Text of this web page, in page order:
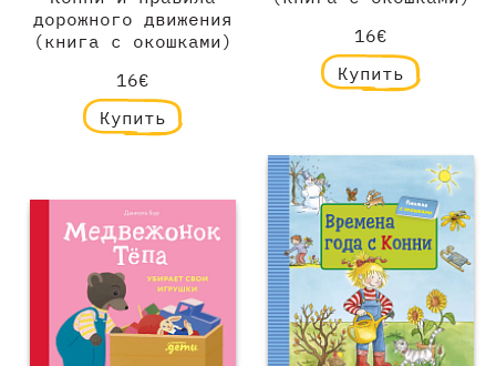
16€
Купить
дорожного движения
(книга с окошками)
16€
Купить